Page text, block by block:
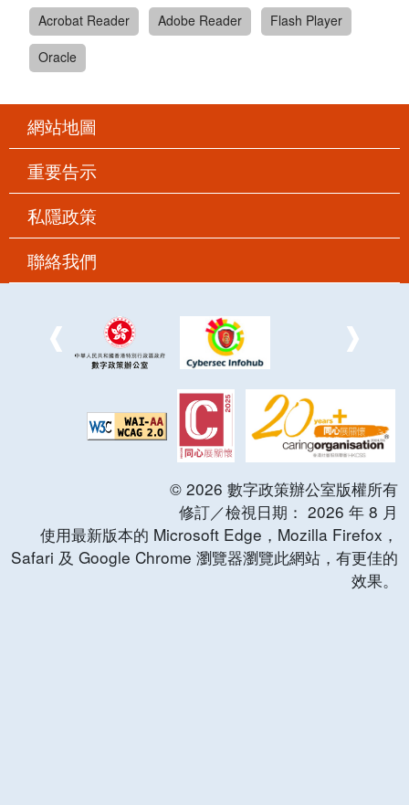
Acrobat Reader
Adobe Reader
Flash Player
Oracle
網站地圖
重要告示
私隱政策
聯絡我們
© 2026 數字政策辦公室版權所有
修訂／檢視日期： 2026 年 8 月
使用最新版本的 Microsoft Edge，Mozilla Firefox，
Safari 及 Google Chrome 瀏覽器瀏覽此網站，有更佳的
效果。